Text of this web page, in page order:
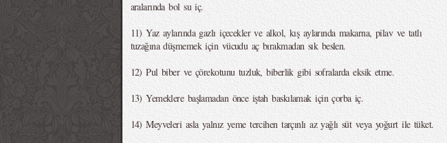
aralarında bol su iç.
11) Yaz aylarında gazlı içecekler ve alkol, kış aylarında makarna, pilav ve tatlı
tuzağına düşmemek için vücudu aç bırakmadan sık beslen.
12) Pul biber ve çörekotunu tuzluk, biberlik gibi sofralarda eksik etme.
13) Yemeklere başlamadan önce iştah baskılamak için çorba iç.
14) Meyveleri asla yalnız yeme tercihen tarçınlı az yağlı süt veya yoğurt ile tüket.